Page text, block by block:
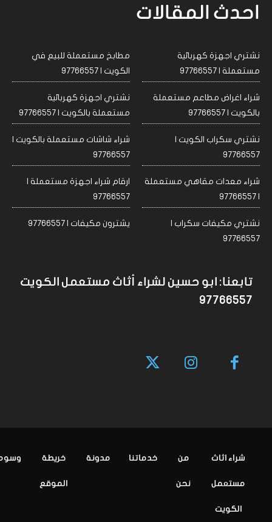
احدث المقالات
نشتري اجهزة كهربائية
مستعملة | 97766557
مطابخ مستعملة للبيع في
الكويت | 97766557
شراء اغراض مطاعم مستعملة
بالكويت | 97766557
نشتري اجهزة كهربائية
مستعملة بالكويت | 97766557
نشتري سكراب الكويت |
97766557
شراء شاشات مستعملة بالكويت |
97766557
شراء معدات مقاهي مستعملة
| 97766557
ارقام شراء اجهزة مستعملة |
97766557
نشتري مكيفات سكراب |
97766557
يشترون مكيفات | 97766557
تابعنا: ابو حسين لشراء أثاث مستعمل الكويت
97766557
شراء اثاث
مستعمل
الكويت
من
نحن
خدماتنا مدونة خريطة
الموقع